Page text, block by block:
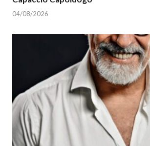
04/08/2026